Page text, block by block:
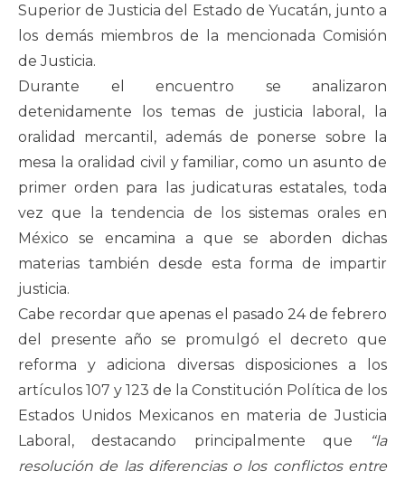
Superior de Justicia del Estado de Yucatán, junto a
los demás miembros de la mencionada Comisión
de Justicia.
Durante el encuentro se analizaron
detenidamente los temas de justicia laboral, la
oralidad mercantil, además de ponerse sobre la
mesa la oralidad civil y familiar, como un asunto de
primer orden para las judicaturas estatales, toda
vez que la tendencia de los sistemas orales en
México se encamina a que se aborden dichas
materias también desde esta forma de impartir
justicia.
Cabe recordar que apenas el pasado 24 de febrero
del presente año se promulgó el decreto que
reforma y adiciona diversas disposiciones a los
artículos 107 y 123 de la Constitución Política de los
Estados Unidos Mexicanos en materia de Justicia
Laboral, destacando principalmente que
“la
resolución de las diferencias o los conflictos entre